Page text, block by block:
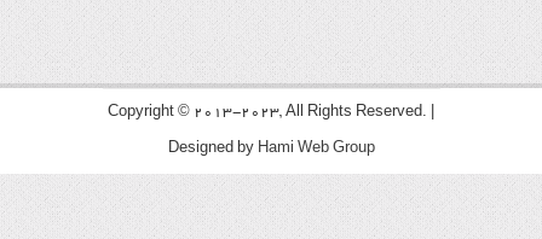
Copyright © 2013-2023, All Rights Reserved. |
Designed by Hami Web Group